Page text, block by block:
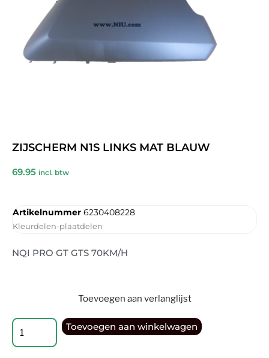
ZIJSCHERM N1S LINKS MAT BLAUW
69.95 incl. btw
Artikelnummer 6230408228
Kleurdelen-plaatdelen
NQI PRO GT GTS 70KM/H
Toevoegen aan verlanglijst
Toevoegen aan winkelwagen